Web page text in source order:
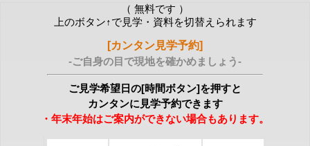
（ 無料です ）
上のボタン↑で見学・資料を切替えられます
[カンタン見学予約]
-ご自身の目で現地を確かめましょう-
ご見学希望日の[時間ボタン]を押すと
カンタンに見学予約できます
・年末年始はご案内ができない場合もあります。